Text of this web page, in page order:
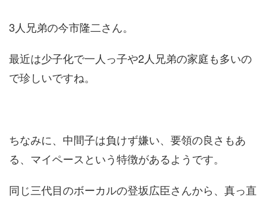
3人兄弟の今市隆二さん。
最近は少子化で一人っ子や2人兄弟の家庭も多いの
で珍しいですね。
ちなみに、中間子は負けず嫌い、要領の良さもあ
る、マイペースという特徴があるようです。
同じ三代目のボーカルの登坂広臣さんから、真っ直